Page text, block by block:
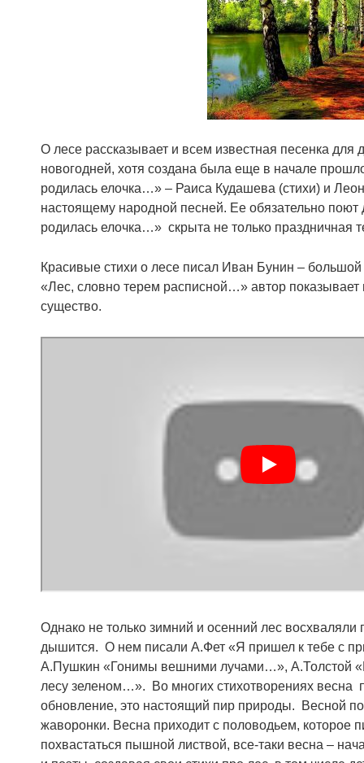
О лесе рассказывает и всем известная песенка
новогодней, хотя создана была еще в начале
родилась елочка…» – Раиса Кудашева (стихи) и
настоящему народной песней. Ее обязательно поют
родилась елочка…» скрыта не только праздничная
Красивые стихи о лесе писал Иван Бунин –
«Лес, словно терем расписной…» автор
существо.
Однако не только зимний и осенний лес
дышится. О нем писали А.Фет «Я пришел к тебе с
А.Пушкин «Гонимы вешними лучами…», А.Толстой
лесу зеленом…». Во многих стихотворениях весна
обновление, это настоящий пир природы. Весной
жаворонки. Весна приходит с половодьем, которое
похвастаться пышной листвой, все-таки весна –